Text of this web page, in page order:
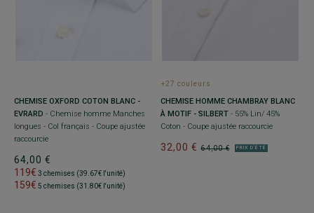
CHEMISE OXFORD COTON BLANC -
EVRARD - Chemise homme Manches
longues - Col français - Coupe ajustée
raccourcie
64,00 €
119€ 3 chemises (39.67€ l'unité)
159€ 5 chemises (31.80€ l'unité)
+27 couleurs
CHEMISE HOMME CHAMBRAY BLANC
À MOTIF - SILBERT - 55% Lin/ 45%
Coton - Coupe ajustée raccourcie
64,00 €
32,00 € PRIX D'ÉTÉ